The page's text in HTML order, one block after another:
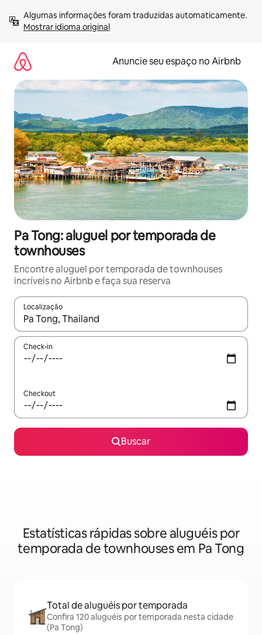
para
Mostrar idioma original
Anuncie seu espaço no Airbnb
Pa Tong: aluguel por temporada de
townhouses
Encontre aluguel por temporada de townhouses
incríveis no Airbnb e faça sua reserva
Localização
Quando os resultados estiverem disponíveis, explore-os
Check-in
Checkout
Buscar
Estatísticas rápidas sobre aluguéis por
temporada de townhouses em Pa Tong
Total de aluguéis por temporada
Confira 120 aluguéis por temporada nesta cidade
(Pa Tong)